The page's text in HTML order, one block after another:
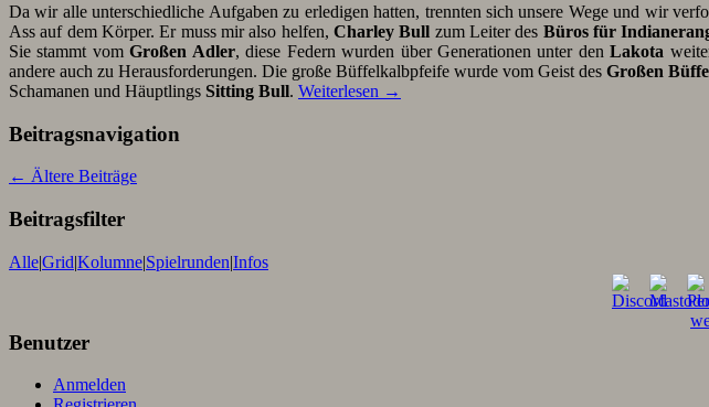
Da wir alle unterschiedliche Aufgaben zu erledigen hatten, trennten sich unsere Wege und wir
Ass auf dem Körper. Er muss mir also helfen, Charley Bull zum Leiter des Büros für
Sie stammt vomGroßen Adler, diese Federn wurden über Generationen unter denLakota
andere auch zu Herausforderungen. Die große Büffelkalbpfeife wurde vom Geist des Großen
Schamanen und Häuptlings Sitting Bull. Weiterlesen →
Beitragsnavigation
← Ältere Beiträge
Beitragsfilter
Alle|Grid|Kolumne|Spielrunden|Infos
Benutzer
Anmelden